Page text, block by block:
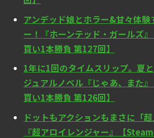
アンデッド娘とホラー&甘々体験
ー！『ホーンテッド・ガールズ
買い1本勝負 第127回】
1年に1回のタイムスリップ。夏
ジュアルノベル『じゃあ、また
買い1本勝負 第126回】
ドットもアクションもまさに「超
『超アロイレンジャー』【